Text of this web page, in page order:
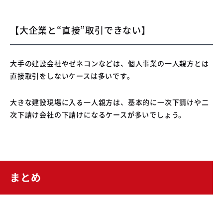
【大企業と“直接”取引できない】
大手の建設会社やゼネコンなどは、個人事業の一人親方とは
直接取引をしないケースは多いです。
大きな建設現場に入る一人親方は、基本的に一次下請けや二
次下請け会社の下請けになるケースが多いでしょう。
まとめ